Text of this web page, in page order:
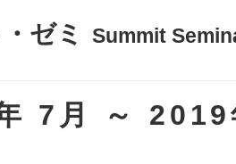
ゼミ Summit
7月 ～ 2019